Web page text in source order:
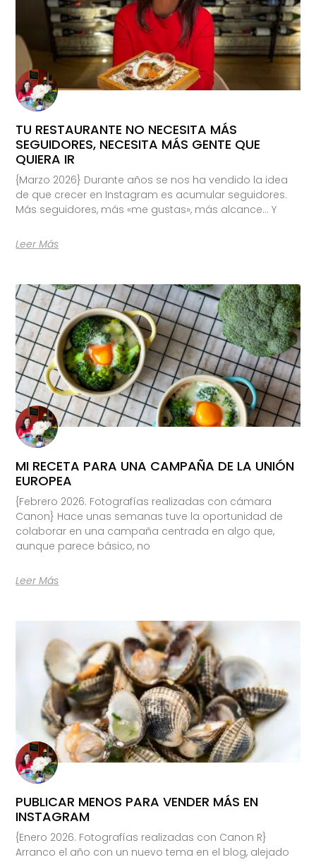
TU RESTAURANTE NO NECESITA MÁS
SEGUIDORES, NECESITA MÁS GENTE QUE
QUIERA IR
{Marzo 2026} Durante años se nos ha vendido la idea
de que crecer en Instagram es acumular seguidores.
Más seguidores, más «me gustas», más alcance… Y
Leer Más
MI RECETA PARA UNA CAMPAÑA DE LA UNIÓN
EUROPEA
{Febrero 2026. Fotografías realizadas con cámara
Canon} Hace unas semanas tuve la oportunidad de
colaborar en una campaña centrada en algo que,
aunque parece básico, no
Leer Más
PUBLICAR MENOS PARA VENDER MÁS EN
INSTAGRAM
{Enero 2026. Fotografías realizadas con Canon R}
Arranco el año con un nuevo tema en el blog, alejado